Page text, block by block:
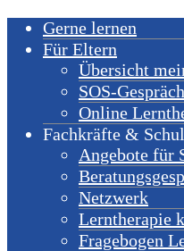
Gerne lernen
Für Eltern
Übersicht
SOS-Gespräch
Online
Fachkräfte &
Angebote für
Netzwerk
Lerntherapie
Fragebogen